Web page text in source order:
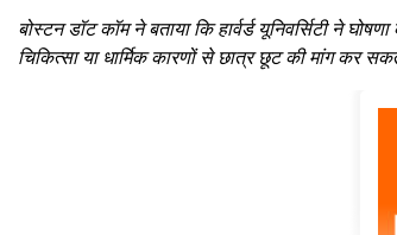
बोस्टन डॉट कॉम ने बताया कि हार्वर्ड यूनिवर्सिटी ने
चिकित्सा या धार्मिक कारणों से छात्र छूट की मांग कर